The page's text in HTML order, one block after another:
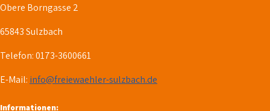
Obere Borngasse 2
65843 Sulzbach
Telefon: 0173-3600661
E-Mail: info@freiewaehler-sulzbach.de
Informationen: